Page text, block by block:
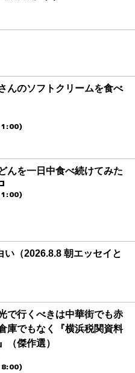
んのソフトクリームを食べ
んを一日中食べ続けてみた
い（2026.8.8 朝エッセイと
で行くべきは中華街でも赤
庫でもなく『横浜税関資料
（傑作選）